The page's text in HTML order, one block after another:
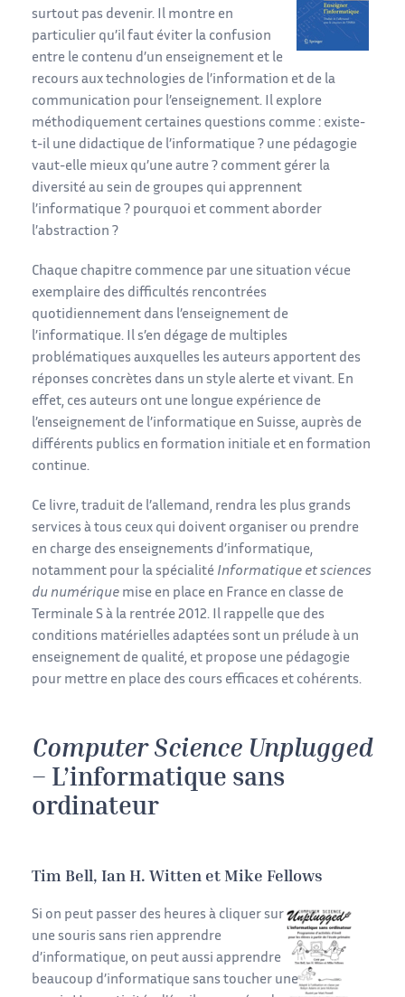
surtout pas devenir. Il montre en
particulier qu’il faut éviter la confusion
entre le contenu d’un enseignement et le
recours aux technologies de l’information et de la
communication pour l’enseignement. Il explore
méthodiquement certaines questions comme : existe-
t-il une didactique de l’informatique ? une pédagogie
vaut-elle mieux qu’une autre ? comment gérer la
diversité au sein de groupes qui apprennent
l’informatique ? pourquoi et comment aborder
l’abstraction ?
Chaque chapitre commence par une situation vécue
exemplaire des difficultés rencontrées
quotidiennement dans l’enseignement de
l’informatique. Il s’en dégage de multiples
problématiques auxquelles les auteurs apportent des
réponses concrètes dans un style alerte et vivant. En
effet, ces auteurs ont une longue expérience de
l’enseignement de l’informatique en Suisse, auprès de
différents publics en formation initiale et en formation
continue.
Ce livre, traduit de l’allemand, rendra les plus grands
services à tous ceux qui doivent organiser ou prendre
en charge des enseignements d’informatique,
notamment pour la spécialité Informatique et sciences
du numérique mise en place en France en classe de
Terminale S à la rentrée 2012. Il rappelle que des
conditions matérielles adaptées sont un prélude à un
enseignement de qualité, et propose une pédagogie
pour mettre en place des cours efficaces et cohérents.
Computer Science Unplugged
– L’informatique sans
ordinateur
Tim Bell, Ian H. Witten et Mike Fellows
Si on peut passer des heures à cliquer sur
une souris sans rien apprendre
d’informatique, on peut aussi apprendre
beaucoup d’informatique sans toucher une